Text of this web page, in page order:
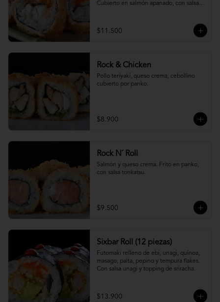
Cubierto en salmón apanado, con salsa
$11.500
Rock & Chicken
Pollo teriyaki, queso crema, cebollino
cubierto por panko.
$8.900
Rock N´ Roll
Salmón y queso crema. Frito en panko,
con salsa tonkatsu.
$9.500
Sixbar Roll (12 piezas)
Futomaki relleno de ebi, unagi, quínoa,
masago, palta, pepino y tempura flakes.
Con salsa unagi y topping de sriracha.
$13.900